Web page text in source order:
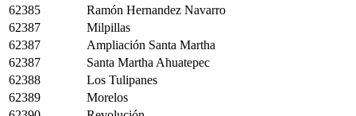
62385
Ramón Hernandez Navarro
62387
Milpillas
62387
Ampliación Santa Martha
62387
Santa Martha Ahuatepec
62388
Los Tulipanes
62389
Morelos